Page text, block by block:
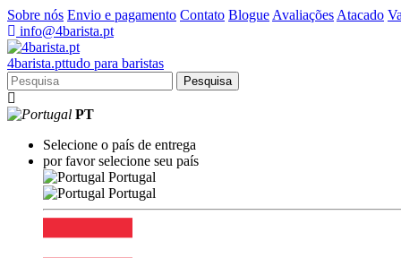
Sobre nós Envio e pagamento Contato Blogue Avaliações Atacado
info@4barista.pt
4barista.pttudo para baristas
Pesquisa
PT
Selecione o país de entrega
por favor selecione seu país
Portugal
Portugal